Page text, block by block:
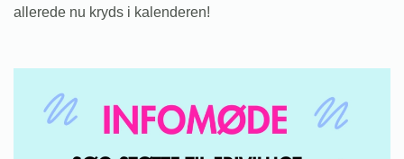
allerede nu kryds i kalenderen!